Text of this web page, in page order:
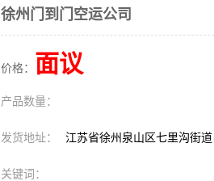
徐州门到门空运公司
价格： 面议
产品数量：
发货地址： 江苏省徐州泉山区七里沟街道
关键词：